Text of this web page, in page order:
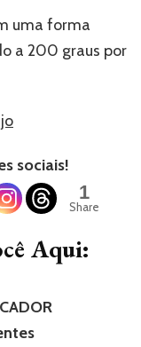
uma forma
a 200 graus por
sociais!
1
Share
Aqui: